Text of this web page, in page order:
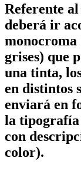
Referente
deberá ir
monocroma
grises) que
una tinta,
en distintos
enviará en
la tipografía
con
color).